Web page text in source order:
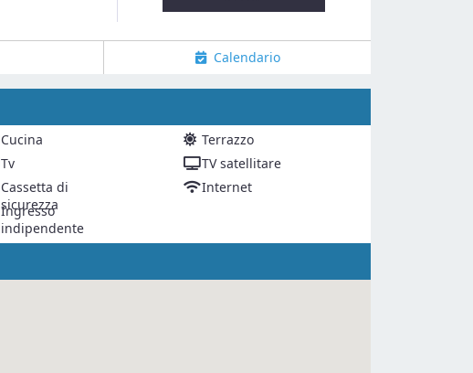
Calendario
Cucina
Terrazzo
Tv
TV satellitare
Cassetta di
sicurezza
Internet
Ingresso
indipendente